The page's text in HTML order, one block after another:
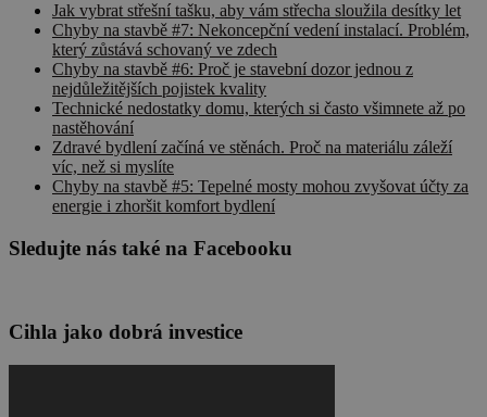
Jak vybrat střešní tašku, aby vám střecha sloužila desítky let
Chyby na stavbě #7: Nekoncepční vedení instalací. Problém,
který zůstává schovaný ve zdech
Chyby na stavbě #6: Proč je stavební dozor jednou z
nejdůležitějších pojistek kvality
Technické nedostatky domu, kterých si často všimnete až po
nastěhování
Zdravé bydlení začíná ve stěnách. Proč na materiálu záleží
víc, než si myslíte
Chyby na stavbě #5: Tepelné mosty mohou zvyšovat účty za
energie i zhoršit komfort bydlení
Sledujte nás také na Facebooku
Cihla jako dobrá investice